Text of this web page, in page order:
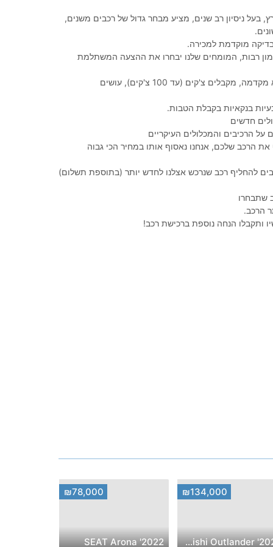
בעל ניסיון רב שנים, מציע מבחר גדול של רכבים משנים,
מוקדמת למכירה.
רבות, המומחים שלנו יבחרו את ההצעה המשתלמת
100% מימון, ללא מקדמה, מקבלים צ'קים (עד 100 צ'קים), עושים
בנקאיות בקבלת הטבות.
חדשים
הרכב שלכם, אנחנו נאסוף אותו במחיר הכי גבוה
להחליף רכב שנרכש אצלנו לחדש יותר (בתוספת תשלום)
שתבחרו
הרכב.
ותקבלו הנחה נוספת ברכישת רכב!
₪134,000
2023' Mitsubishi Outlander
₪78,000
2022' SEAT Arona